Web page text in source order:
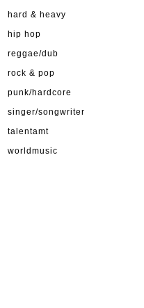
hard & heavy
hip hop
reggae/dub
rock & pop
punk/hardcore
singer/songwriter
talentamt
worldmusic